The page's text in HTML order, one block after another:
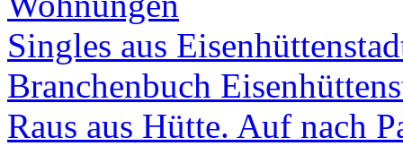
Singles aus
Branchenbuch
Raus aus Hütte. Auf nach